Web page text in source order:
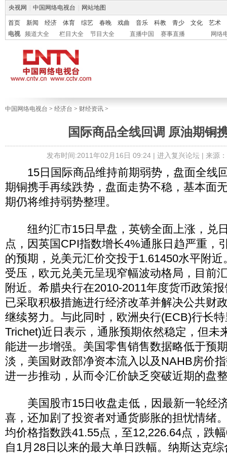
央视网 中国网络电视台 网站地图
首页 新闻 经济 体育 综艺 春晚 戏曲 音乐 科教 青少 文化
艺术
电视
频道大全 栏目大全 节目大全 直播中国 赛事直播 网络
中国网络电视台 > 经济台 > 财经资讯 >
国际商品全线回调 原油期铜
发布时间:2011年02月16日 09:24 | 进入复兴论坛 | 来源
15日国际商品维持前期弱势，盘面全线
期铜携手再续跌势，盘面走势不稳，基本面
期仍将维持弱势整理。
纽约汇市15日早盘，英镑全面上涨，兑
点，因英国CPI指数增长4%通胀日趋严重，
的预期，兑美元汇价交投于1.61450水平附
受压，欧元兑美元呈现窄幅波动格局，目前
附近。希腊央行在2010-2011年度货币政策
已采取积极措施进行经济改革并解决公共财
继续努力。与此同时，欧洲央行(ECB)行长
Trichet)近日表示，通胀预期依然稳定，但未
能进一步增强。美国零售销售数据略低于预
淡，美国财政部净资本流入以及NAHB房价
进一步推动，从而令汇价缺乏突破近期的盘
美国股市15日收盘走低，因最新一轮经
喜，还加剧了投资者对通货膨胀的担忧情绪
均价格指数跌41.55点，至12,226.64点，跌
自1月28日以来的最大单日跌幅。纳斯达克